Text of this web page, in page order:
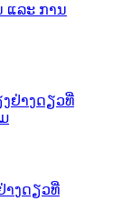
ແລະ ການ
າງດຽວທີ່